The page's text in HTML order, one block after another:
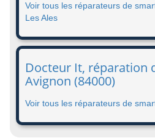
Voir tous les réparateurs de
Les Ales
Docteur It, réparation
Avignon (84000)
Voir tous les réparateurs de